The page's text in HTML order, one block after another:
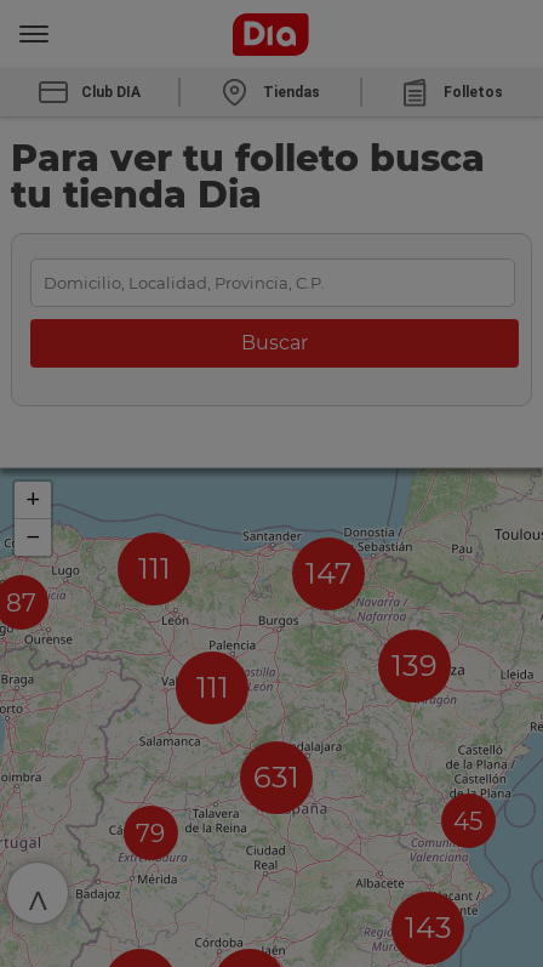
Club DIA Tiendas Folletos
Para ver tu folleto busca
tu tienda Dia
87
111 147
111
79
631
139
45
143
+
−
^